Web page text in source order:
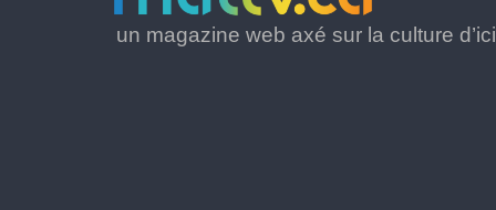
un magazine web axé sur la culture d’ici